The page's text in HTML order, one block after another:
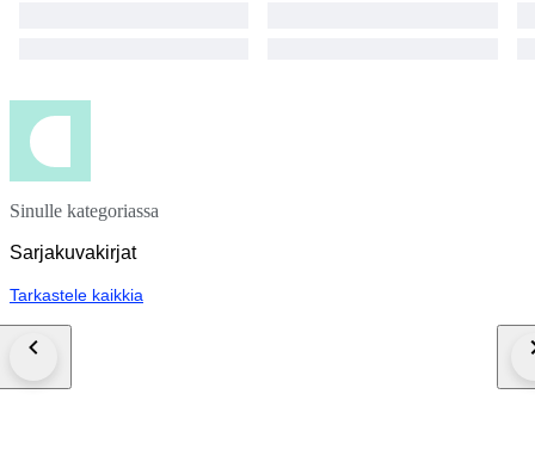
Sinulle kategoriassa
Sarjakuvakirjat
Tarkastele kaikkia